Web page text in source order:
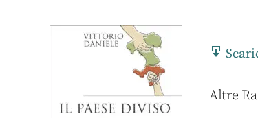
Altre